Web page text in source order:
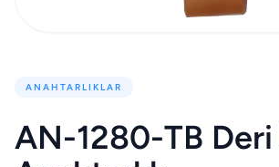
ANAHTARLIKLAR
AN-1280-TB